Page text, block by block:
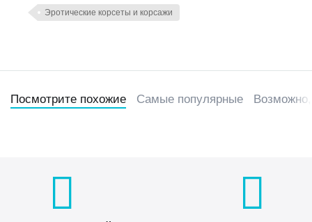
Эротические корсеты и корсажи
Посмотрите похожие Самые популярные Возможно,